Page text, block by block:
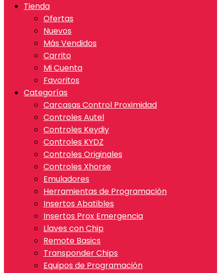
Tienda
Ofertas
Nuevos
Más Vendidos
Carrito
Mi Cuenta
Favoritos
Categorías
Carcasas Control Proximidad
Controles Autel
Controles Keydiy
Controles KYDZ
Controles Originales
Controles Xhorse
Emuladores
Herramientas de Programación
Insertos Abatibles
Insertos Prox Emergencia
Llaves con Chip
Remote Basics
Transponder Chips
Equipos de Programación